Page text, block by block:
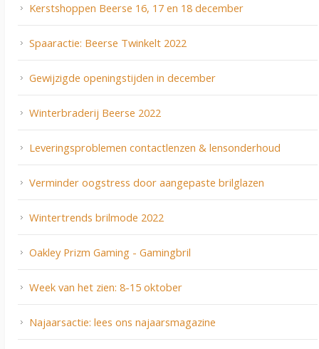
Kerstshoppen Beerse 16, 17 en 18 december
Spaaractie: Beerse Twinkelt 2022
Gewijzigde openingstijden in december
Winterbraderij Beerse 2022
Leveringsproblemen contactlenzen & lensonderhoud
Verminder oogstress door aangepaste brilglazen
Wintertrends brilmode 2022
Oakley Prizm Gaming - Gamingbril
Week van het zien: 8-15 oktober
Najaarsactie: lees ons najaarsmagazine